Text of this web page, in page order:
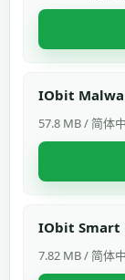
IObit
57.8 MB / 简体
IObit Smart
7.82 MB / 简体